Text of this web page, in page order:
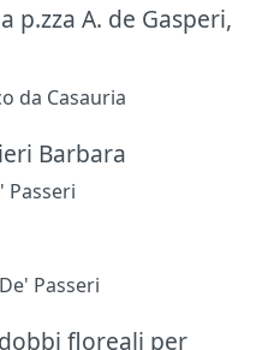
p.zza A. de Gasperi,
da Casauria
Barbara
Passeri
Passeri
floreali per